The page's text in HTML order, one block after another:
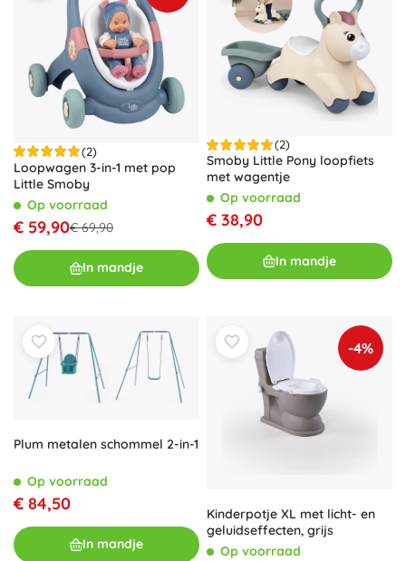
(2)
Loopwagen 3-in-1 met pop
Little Smoby
Op voorraad
€ 59,90€ 69,90
In mandje
(2)
Smoby Little Pony loopfiets
met wagentje
Op voorraad
€ 38,90
In mandje
Plum metalen schommel 2-in-1
Op voorraad
€ 84,50
In mandje
-4%
Kinderpotje XL met licht- en
geluidseffecten, grijs
Op voorraad